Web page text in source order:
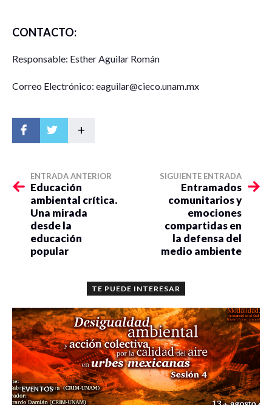
CONTACTO:
Responsable: Esther Aguilar Román
Correo Electrónico: eaguilar@cieco.unam.mx
+
ENTRADA ANTERIOR
Educación
ambiental crítica.
Una mirada
desde la
educación
popular
SIGUIENTE ENTRADA
Entramados
comunitarios y
emociones
compartidas en
la defensa del
medio ambiente
TE PUEDE INTERESAR
EVENTOS